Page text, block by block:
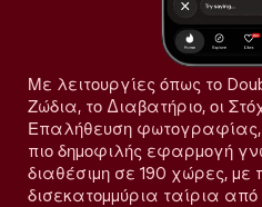
Με λειτουργίες όπως το
Ζώδια, το Διαβατήριο, οι
Επαλήθευση φωτογραφίας,
πιο δημοφιλής εφαρμογή
διαθέσιμη σε 190 χώρες,
δισεκατομμύρια ταίρια